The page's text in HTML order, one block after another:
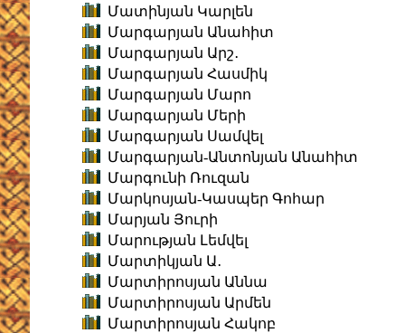
Մատինյան Կարլեն
Մարգարյան Անահիտ
Մարգարյան Արշ․
Մարգարյան Հասմիկ
Մարգարյան Մարո
Մարգարյան Մերի
Մարգարյան Սամվել
Մարգարյան-Անտոնյան Անահիտ
Մարգունի Ռուզան
Մարկոսյան-Կասպեր Գոհար
Մարյան Յուրի
Մարության Լեմվել
Մարտիկյան Ա․
Մարտիրոսյան Աննա
Մարտիրոսյան Արմեն
Մարտիրոսյան Հակոբ